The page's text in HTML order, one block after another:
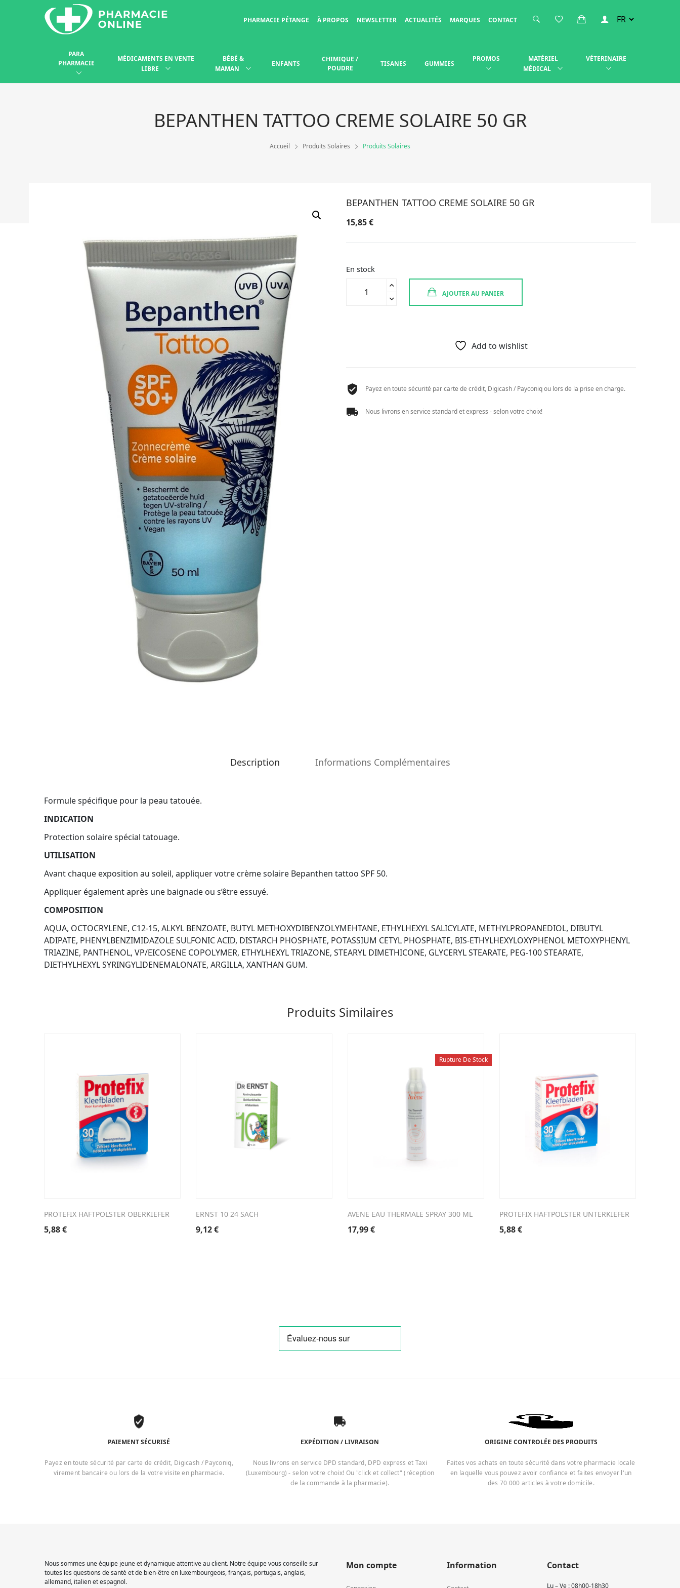
PHARMACIE PÉTANGE À PROPOS NEWSLETTER ACTUALITÉS MARQUES CONTACT
PARA
PHARMACIE
MÉDICAMENTS EN VENTE
LIBRE
BÉBÉ &
MAMAN
ENFANTS
CHIMIQUE /
POUDRE
TISANES GUMMIES
PROMOS
MATÉRIEL
MÉDICAL
VÉTERINAIRE
BEPANTHEN TATTOO CREME SOLAIRE 50 GR
Accueil Produits Solaires Produits Solaires
BEPANTHEN TATTOO CREME SOLAIRE 50 GR
15,85€
En stock
AJOUTER AU PANIER
Add to wishlist
Payez en toute sécurité par carte de crédit, Digicash / Payconiq ou lors de la prise en charge.
Nous livrons en service standard et express - selon votre choix!
Description Informations Complémentaires
Formule spécifique pour la peau tatouée.
INDICATION
Protection solaire spécial tatouage.
UTILISATION
Avant chaque exposition au soleil, appliquer votre crème solaire Bepanthen tattoo SPF 50.
Appliquer également après une baignade ou s’être essuyé.
COMPOSITION
AQUA, OCTOCRYLENE, C12-15, ALKYL BENZOATE, BUTYL METHOXYDIBENZOLYMEHTANE, ETHYLHEXYL SALICYLATE, METHYLPROPANEDIOL, DIBUTYL
ADIPATE, PHENYLBENZIMIDAZOLE SULFONIC ACID, DISTARCH PHOSPHATE, POTASSIUM CETYL PHOSPHATE, BIS-ETHYLHEXYLOXYPHENOL METOXYPHENYL
TRIAZINE, PANTHENOL, VP/EICOSENE COPOLYMER, ETHYLHEXYL TRIAZONE, STEARYL DIMETHICONE, GLYCERYL STEARATE, PEG-100 STEARATE,
DIETHYLHEXYL SYRINGYLIDENEMALONATE, ARGILLA, XANTHAN GUM.
Produits Similaires
PROTEFIX HAFTPOLSTER OBERKIEFER
5,88€
ERNST 10 24 SACH
9,12€
Rupture De Stock
AVENE EAU THERMALE SPRAY 300 ML
17,99€
PROTEFIX HAFTPOLSTER UNTERKIEFER
5,88€
PAIEMENT SÉCURISÉ
Payez en toute sécurité par carte de crédit, Digicash / Payconiq,
virement bancaire ou lors de la votre visite en pharmacie.
EXPÉDITION / LIVRAISON
Nous livrons en service DPD standard, DPD express et Taxi
(Luxembourg) - selon votre choix! Ou "click et collect" (réception
de la commande à la pharmacie).
ORIGINE CONTROLÉE DES PRODUITS
Faites vos achats en toute sécurité dans votre pharmacie locale
en laquelle vous pouvez avoir confiance et faites envoyer l'un
des 70 000 articles à votre domicile.
Nous sommes une équipe jeune et dynamique attentive au client. Notre équipe vous conseille sur
toutes les questions de santé et de bien-être en luxembourgeois, français, portugais, anglais,
allemand, italien et espagnol.
Mon compte Information Contact
Lu – Ve : 08h00-18h30